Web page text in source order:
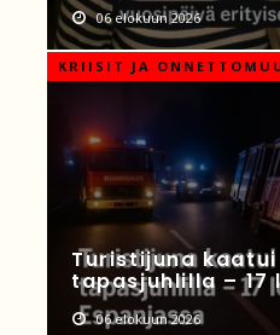
06 elokuun 2026
KRIISIT JA
Turistijuna
tapasjuhlilla – 17
06 elokuun 2026